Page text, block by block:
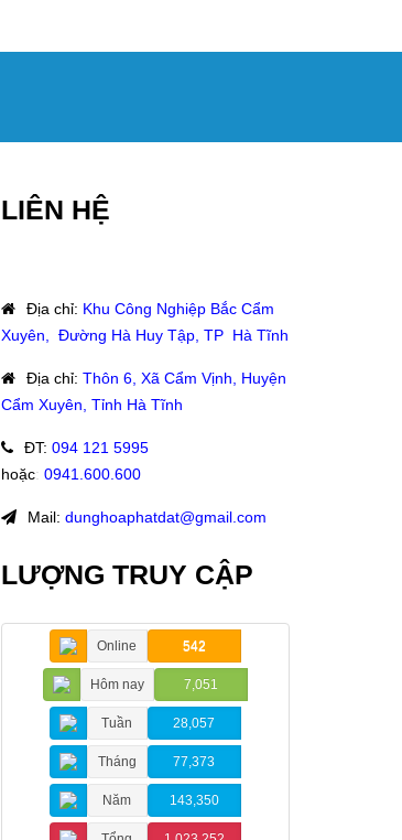
LIÊN HỆ
Địa chỉ: Khu Công Nghiệp Bắc Cẩm
Xuyên, Đường Hà Huy Tập, TP Hà Tĩnh
Địa chỉ: Thôn 6, Xã Cẩm Vịnh, Huyện
Cẩm Xuyên, Tỉnh Hà Tĩnh
ĐT: 094 121 5995
hoặc: 0941.600.600
Mail: dunghoaphatdat@gmail.com
LƯỢNG TRUY CẬP
Online 542
Hôm nay 7,051
Tuần 28,057
Tháng 77,373
Năm 143,350